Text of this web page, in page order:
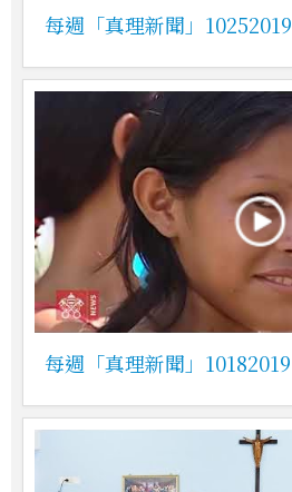
每週「真理新聞」10252019
每週「真理新聞」10182019